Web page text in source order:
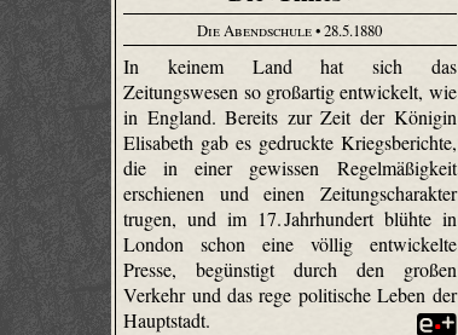
Die Abendschule• 28.5.1880
In keinem Land hat sich das
Zeitungswesen so großartig entwickelt, wie
in England. Bereits zur Zeit der Königin
Elisabeth gab es gedruckte Kriegsberichte,
die in einer gewissen Regelmäßigkeit
erschienen und einen Zeitungscharakter
trugen, und im 17. Jahrhundert blühte in
London schon eine völlig entwickelte
Presse, begünstigt durch den großen
Verkehr und das rege politische Leben der
Hauptstadt.